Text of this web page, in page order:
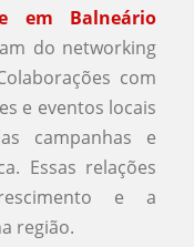
em Balneário
do networking
com
e eventos locais
campanhas e
Essas relações
e a
região.